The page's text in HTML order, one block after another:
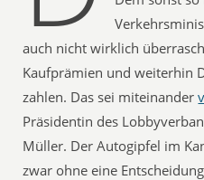
auch nicht wirklich
Kaufprämien und weiterhin
zahlen. Das sei miteinander
Präsidentin des
Müller. Der Autogipfel im
zwar ohne eine